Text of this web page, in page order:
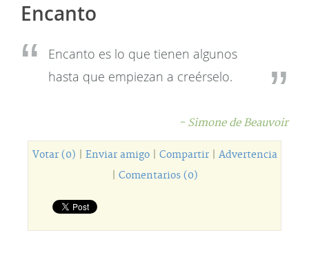
Encanto
Encanto es lo que tienen algunos
hasta que empiezan a creérselo.
- Simone de Beauvoir
Votar (0) Enviar amigo| Compartir| Advertencia
Comentarios (0)